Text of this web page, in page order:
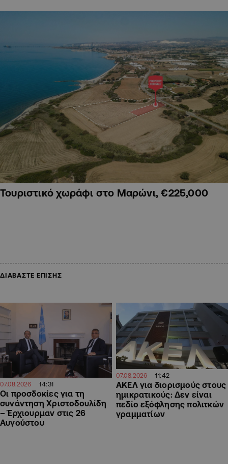
Τουριστικό χωράφι στο Μαρώνι, €225,000
ΔΙΑΒΑΣΤΕ ΕΠΙΣΗΣ
07.08.2026 14:31
Οι προσδοκίες για τη
συνάντηση Χριστοδουλίδη
– Έρχιουρμαν στις 26
Αυγούστου
07.08.2026 11:42
ΑΚΕΛ για διορισμούς στους
ημικρατικούς: Δεν είναι
πεδίο εξόφλησης πολιτκών
γραμματίων